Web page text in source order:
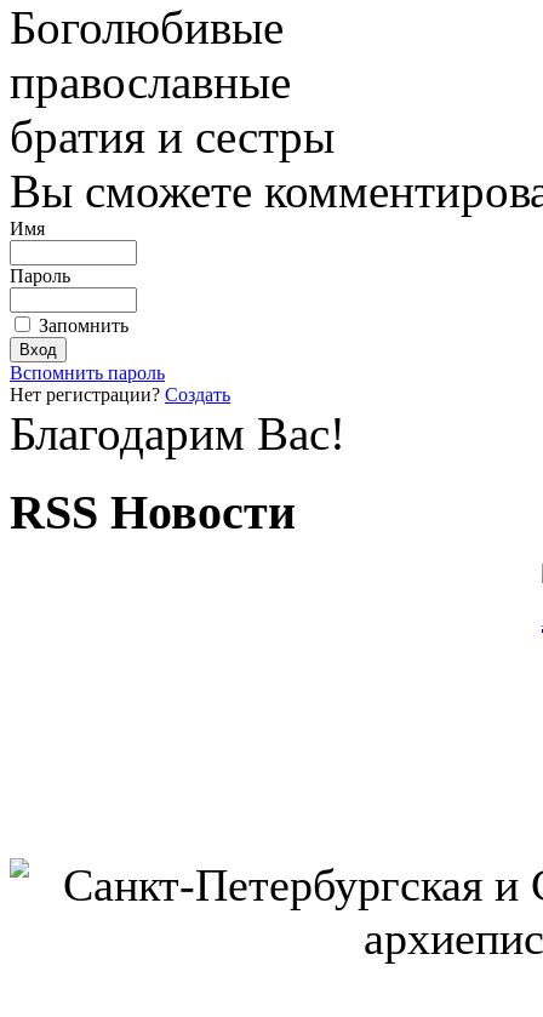
Боголюбивые
православные
братия и сестры
Вы сможете
Имя
Пароль
Запомнить
Вспомнить пароль
Нет регистрации? Создать
Благодарим Вас!
RSS Новости